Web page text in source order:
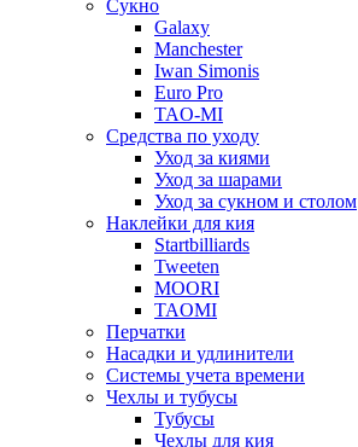
Сукно
Galaxy
Manchester
Iwan Simonis
Euro Pro
TAO-MI
Средства по уходу
Уход за киями
Уход за шарами
Уход за сукном и столом
Наклейки для кия
Startbilliards
Tweeten
MOORI
TAOMI
Перчатки
Насадки и удлинители
Системы учета времени
Чехлы и тубусы
Тубусы
Чехлы для кия